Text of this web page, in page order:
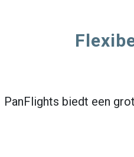
PanFlights biedt een